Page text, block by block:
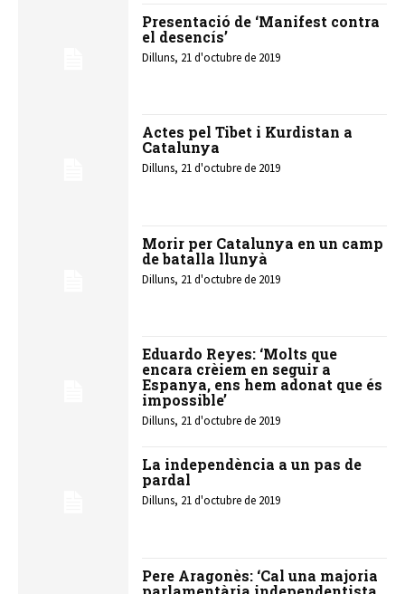
Presentació de ‘Manifest contra
el desencís’
Dilluns, 21 d'octubre de 2019
Actes pel Tibet i Kurdistan a
Catalunya
Dilluns, 21 d'octubre de 2019
Morir per Catalunya en un camp
de batalla llunyà
Dilluns, 21 d'octubre de 2019
Eduardo Reyes: ‘Molts que
encara crèiem en seguir a
Espanya, ens hem adonat que és
impossible’
Dilluns, 21 d'octubre de 2019
La independència a un pas de
pardal
Dilluns, 21 d'octubre de 2019
Pere Aragonès: ‘Cal una majoria